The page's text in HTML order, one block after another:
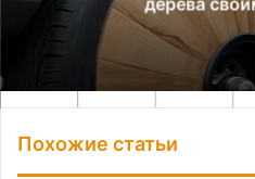
Похожие статьи